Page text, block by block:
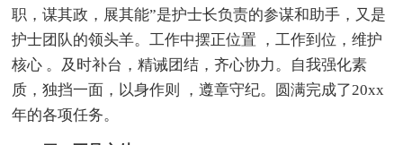
职，谋其政，展其能”是护士长负责的参谋和助手，又是
护士团队的领头羊。工作中摆正位置 ，工作到位，维护
核心 。及时补台，精诫团结，齐心协力。自我强化素
质，独挡一面，以身作则 ，遵章守纪。圆满完成了20xx
年的各项任务。